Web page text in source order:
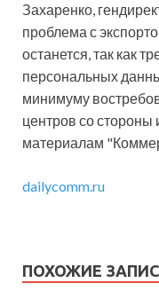
Захаренко,
проблема с
останется, так как
персональных
минимуму
центров со
материалам
dailycomm.ru
ПОХОЖИЕ